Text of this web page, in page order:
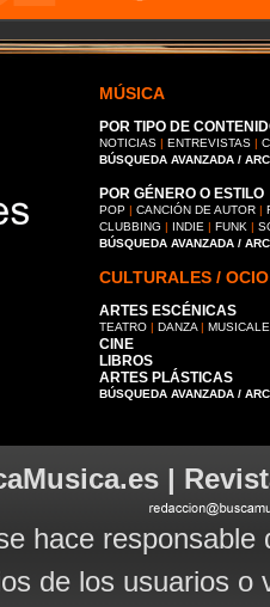
MÚSICA
POR TIPO DE
NOTICIAS | ENTREVISTAS |
BÚSQUEDA AVANZADA /
POR GÉNERO O ESTILO
POP | CANCIÓN DE AUTOR |
CLUBBING | INDIE | FUNK |
BÚSQUEDA AVANZADA /
CULTURALES / OCIO
ARTES ESCÉNICAS
TEATRO | DANZA |
CINE
LIBROS
ARTES PLÁSTICAS
BÚSQUEDA AVANZADA /
|
hace
de los usuarios